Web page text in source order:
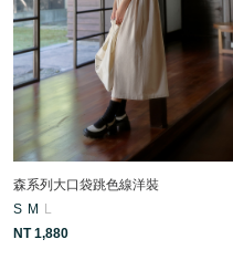
森系列大口袋跳色線洋裝
S M L
NT 1,880